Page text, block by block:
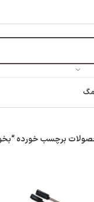
برچسب خورده